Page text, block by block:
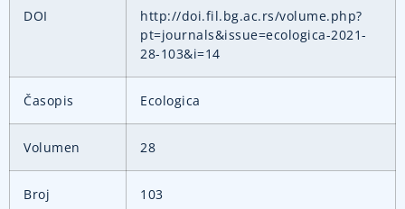
DOI
http://doi.fil.bg.ac.rs/volume.php?
pt=journals&issue=ecologica-2021-
28-103&i=14
Časopis Ecologica
Volumen 28
Broj 103